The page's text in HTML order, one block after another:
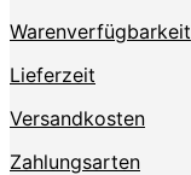
Warenverfügbarkeit
Lieferzeit
Versandkosten
Zahlungsarten